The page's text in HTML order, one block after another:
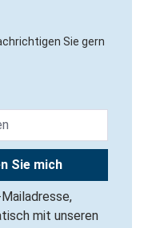
Sie gern
Sie mich
mit unseren